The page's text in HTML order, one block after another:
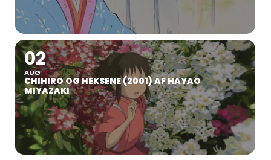
02
AUG
CHIHIRO OG HEKSENE (2001) AF HAYAO
MIYAZAKI